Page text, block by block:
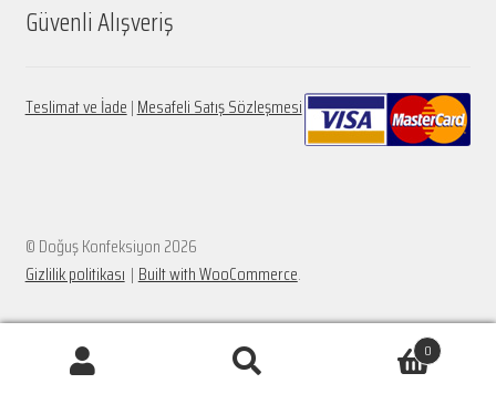
Güvenli Alışveriş
Teslimat ve İade | Mesafeli Satış Sözleşmesi
© Doğuş Konfeksiyon 2026
Gizlilik politikası Built with WooCommerce.
0